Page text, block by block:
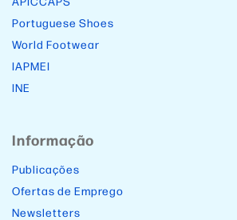
Portuguese Shoes
World Footwear
IAPMEI
INE
Informação
Publicações
Ofertas de Emprego
Newsletters